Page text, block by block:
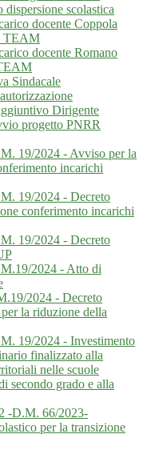
scolastica
docente Coppola
TEAM
docente Romano
Sindacale
Dirigente
progetto PNRR
19/2024 - Avviso per la
incarichi
19/2024 - Decreto
conferimento incarichi
19/2024 - Decreto
2024 - Atto di
2024 - Decreto
la riduzione della
19/2024 - Investimento
finalizzato alla
nelle scuole
secondo grado e alla
-D.M. 66/2023-
per la transizione